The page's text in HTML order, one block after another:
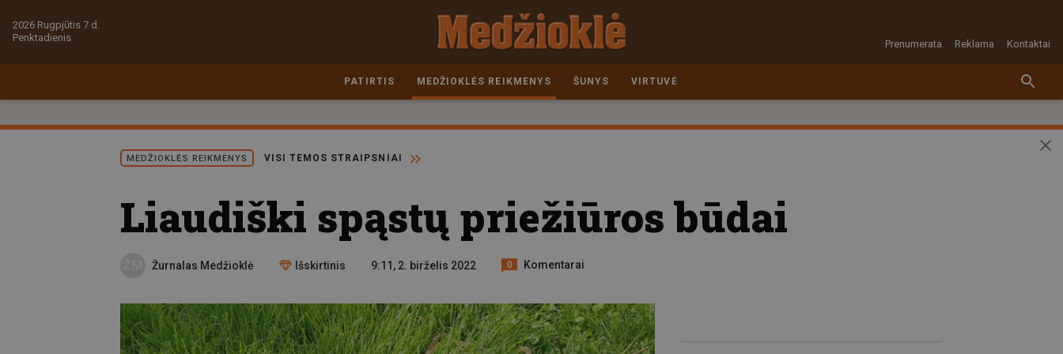
2026 Rugpjūtis 7 d.
Penktadienis
Prenumerata Reklama Kontaktai
PATIRTIS MEDŽIOKLĖS REIKMENYS ŠUNYS VIRTUVĖ
MEDŽIOKLĖS REIKMENYS VISI TEMOS STRAIPSNIAI
Liaudiški spąstų priežiūros būdai
Žurnalas Medžioklė Išskirtinis 9:11, 2. birželis 2022 0 Komentarai